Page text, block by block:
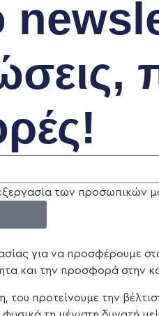
των προσωπικών
για να προσφέρουμε
και την προσφορά στην
προτείνουμε την